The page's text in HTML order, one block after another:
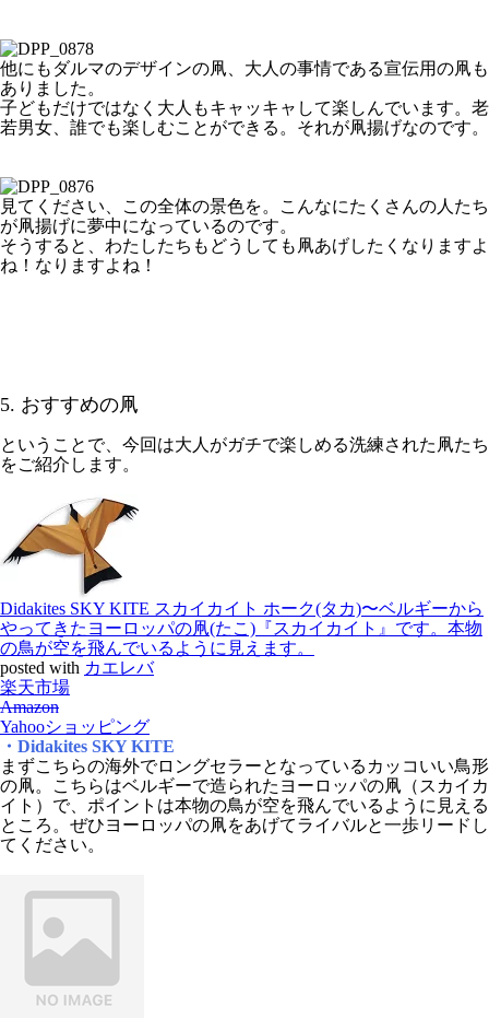
他にもダルマのデザインの凧、大人の事情である宣伝用の凧も
ありました。
子どもだけではなく大人もキャッキャして楽しんでいます。老
若男女、誰でも楽しむことができる。それが凧揚げなのです。
見てください、この全体の景色を。こんなにたくさんの人たち
が凧揚げに夢中になっているのです。
そうすると、わたしたちもどうしても凧あげしたくなりますよ
ね！なりますよね！
5. おすすめの凧
ということで、今回は大人がガチで楽しめる洗練された凧たち
をご紹介します。
Didakites SKY KITE スカイカイト ホーク(タカ)〜ベルギーから
やってきたヨーロッパの凧(たこ)『スカイカイト』です。本物
の鳥が空を飛んでいるように見えます。
posted with カエレバ
楽天市場
Amazon
Yahooショッピング
・Didakites SKY KITE
まずこちらの海外でロングセラーとなっているカッコいい鳥形
の凧。こちらはベルギーで造られたヨーロッパの凧（スカイカ
イト）で、ポイントは本物の鳥が空を飛んでいるように見える
ところ。ぜひヨーロッパの凧をあげてライバルと一歩リードし
てください。